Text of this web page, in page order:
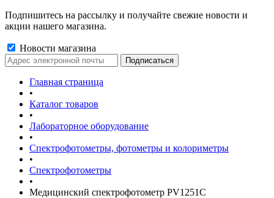
Подпишитесь на рассылку и получайте свежие новости и
акции нашего магазина.
Новости магазина
Главная страница
•
Каталог товаров
•
Лабораторное оборудование
•
Спектрофотометры, фотометры и колориметры
•
Спектрофотометры
•
Медицинский спектрофотометр PV1251C